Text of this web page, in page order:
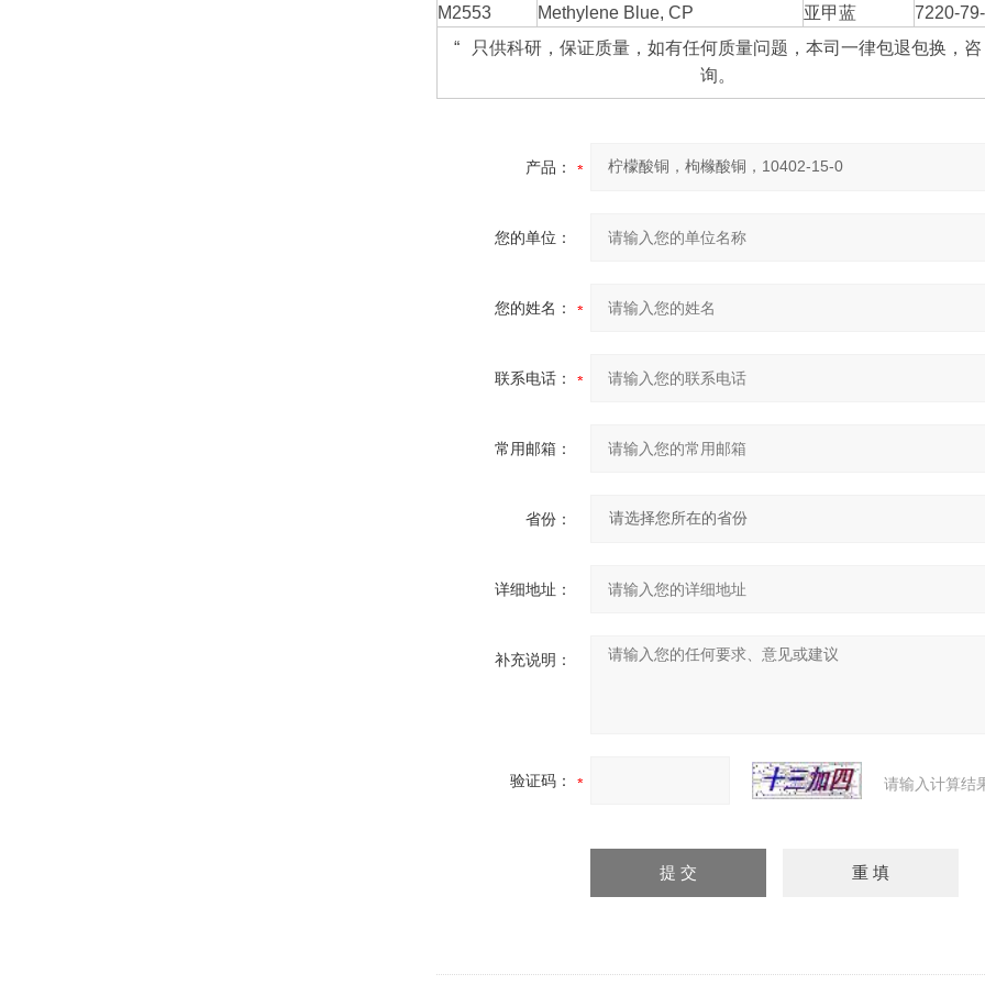
M2553 Methylene Blue, CP 亚甲蓝
7220-
“
只供科研，保证质量，如有任何质量问题，本司一律包退包换，咨
询。
产品：
您的单位：
您的姓名：
联系电话：
常用邮箱：
省份：
详细地址：
补充说明：
验证码： 请输入计算结